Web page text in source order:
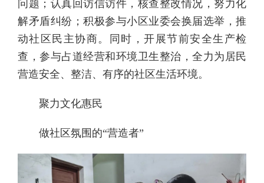
问题；认真回访信访件，核查整改情况，努力化
解矛盾纠纷；积极参与小区业委会换届选举，推
动社区民主协商。同时，开展节前安全生产检
查，参与占道经营和环境卫生整治，全力为居民
营造安全、整洁、有序的社区生活环境。
聚力文化惠民
做社区氛围的“营造者”